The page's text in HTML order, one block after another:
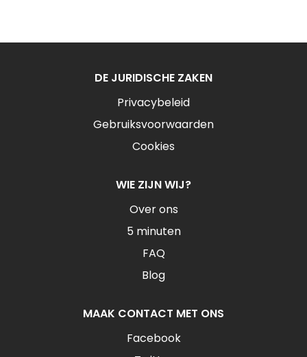
DE JURIDISCHE ZAKEN
Privacybeleid
Gebruiksvoorwaarden
Cookies
WIE ZIJN WIJ?
Over ons
5 minuten
FAQ
Blog
MAAK CONTACT MET ONS
Facebook